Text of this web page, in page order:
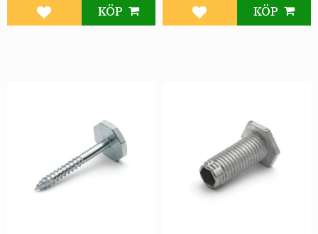
Lägg till i favoriter
KÖP
Lägg till i favoriter
KÖP